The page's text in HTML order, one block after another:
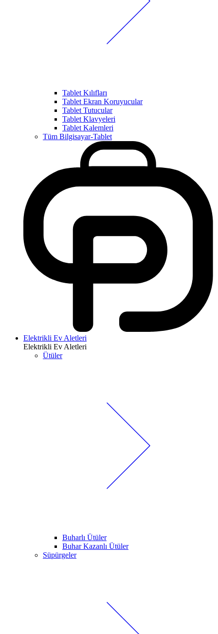
Tablet Kılıfları
Tablet Ekran Koruyucular
Tablet Tutucular
Tablet Klavyeleri
Tablet Kalemleri
Tüm Bilgisayar-Tablet
Elektrikli Ev Aletleri
Elektrikli Ev Aletleri
Ütüler
Buharlı Ütüler
Buhar Kazanlı Ütüler
Süpürgeler